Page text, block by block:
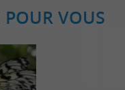
POUR VOUS